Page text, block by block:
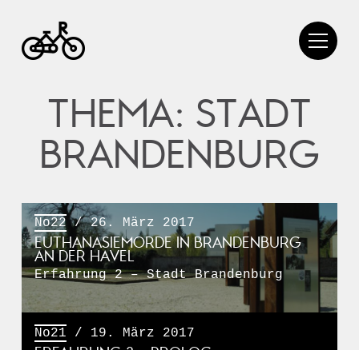
THEMA: STADT
BRANDENBURG
No22 / 26. März 2017
EUTHANASIEMORDE IN BRANDENBURG
AN DER HAVEL
Erfahrung 2 – Stadt Brandenburg
No21 / 19. März 2017